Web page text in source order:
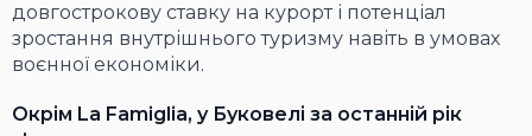
довгострокову ставку на курорт і потенціал
зростання внутрішнього туризму навіть в умовах
воєнної економіки.
Окрім La Famiglia, у Буковелі за останній рік